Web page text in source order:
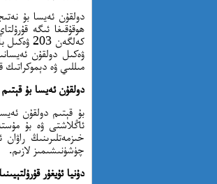
دولقۇن ئەيسا بۇ
ۋەكىل دولقۇن
مىللىي ۋە
دولقۇن ئەيسا بۇ
بۇ قېتىم دولقۇن
ئاڭلاشتى ۋە بۇ
خىزمەتلىرىنىڭ
چۈشۈنىشىمىز لازىم.
دۇنيا ئۇيغۇر